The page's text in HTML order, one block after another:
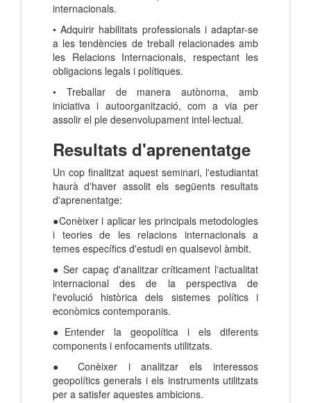
internacionals.
• Adquirir habilitats professionals i adaptar-se
a les tendències de treball relacionades amb
les Relacions Internacionals, respectant les
obligacions legals i polítiques.
• Treballar de manera autònoma, amb
iniciativa i autoorganització, com a via per
assolir el ple desenvolupament intel·lectual.
Resultats d'aprenentatge
Un cop finalitzat aquest seminari, l'estudiantat
haurà d'haver assolit els següents resultats
d'aprenentatge:
●Conèixer i aplicar les principals metodologies
i teories de les relacions internacionals a
temes específics d'estudi en qualsevol àmbit.
● Ser capaç d'analitzar críticament l'actualitat
internacional des de la perspectiva de
l'evolució històrica dels sistemes polítics i
econòmics contemporanis.
●Entender la geopolítica i els diferents
components i enfocaments utilitzats.
● Conèixer i analitzar els interessos
geopolítics generals i els instruments utilitzats
per a satisfer aquestes ambicions.